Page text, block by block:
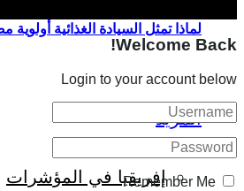
لماذا تمثل السيادة الغذائية أولوية
المزيد
إفريقيا في المؤشرات
Welcome Back!
Login to your account below
Remember Me